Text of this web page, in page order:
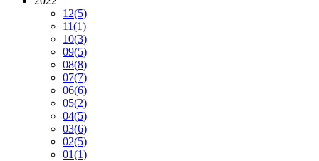
12(5)
11(1)
10(3)
09(5)
08(8)
07(7)
06(6)
05(2)
04(5)
03(6)
02(5)
01(1)